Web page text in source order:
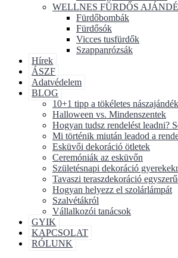
WELLNES FÜRDŐS
Fürdőbombák
Fürdősók
Vicces tusfürdők
Szappanrózsák
Hírek
ÁSZF
Adatvédelem
BLOG
10+1 tipp a tökéletes
Halloween vs. Mindenszentek
Hogyan tudsz rendelést leadni?
Mi történik miután leadod a
Esküvői dekoráció ötletek
Ceremóniák az esküvőn
Születésnapi dekoráció
Tavaszi teraszdekoráció
Hogyan helyezz el szolárlámpát
Szalvétákról
Vállalkozói tanácsok
GYIK
KAPCSOLAT
RÓLUNK